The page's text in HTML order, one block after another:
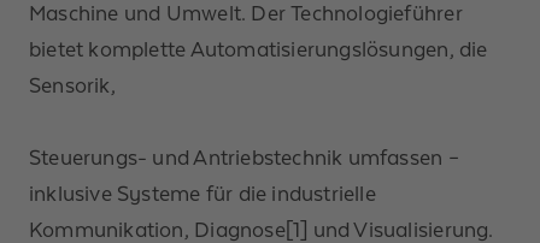
Maschine und Umwelt. Der Technologieführer
bietet komplette Automatisierungslösungen, die
Sensorik,
Steuerungs- und Antriebstechnik umfassen –
inklusive Systeme für die industrielle
Kommunikation, Diagnose[1] und Visualisierung.